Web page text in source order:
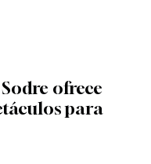
ofrece
para